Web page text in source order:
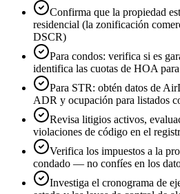
Confirma que la propiedad
residencial (la zonificación
DSCR)
Para condos: verifica si es
identifica las cuotas de HOA
Para STR: obtén datos de
ADR y ocupación para listados
Revisa litigios activos,
violaciones de código en el
Verifica los impuestos a la
condado — no confíes en los
Investiga el cronograma de